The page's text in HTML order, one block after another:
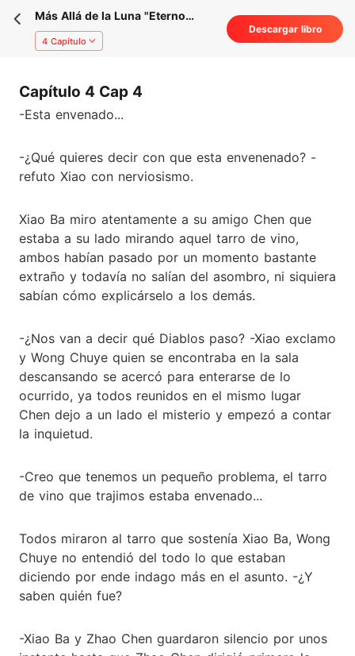
Más Allá de la Luna "Eterno
Secreto"
4 Capítulo
Descargar libro
Capítulo 4 Cap 4
-Esta envenado...
-¿Qué quieres decir con que esta envenenado? -
refuto Xiao con nerviosismo.
Xiao Ba miro atentamente a su amigo Chen que
estaba a su lado mirando aquel tarro de vino,
ambos habían pasado por un momento bastante
extraño y todavía no salían del asombro, ni siquiera
sabían cómo explicárselo a los demás.
-¿Nos van a decir qué Diablos paso? -Xiao exclamo
y Wong Chuye quien se encontraba en la sala
descansando se acercó para enterarse de lo
ocurrido, ya todos reunidos en el mismo lugar
Chen dejo a un lado el misterio y empezó a contar
la inquietud.
-Creo que tenemos un pequeño problema, el tarro
de vino que trajimos estaba envenado...
Todos miraron al tarro que sostenía Xiao Ba, Wong
Chuye no entendió del todo lo que estaban
diciendo por ende indago más en el asunto. -¿Y
saben quién fue?
-Xiao Ba y Zhao Chen guardaron silencio por unos